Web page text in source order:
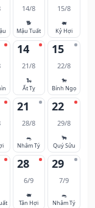
14/8
🐕
Mậu Tuất
15/8
🐖
Kỷ Hợi
14
21/8
🐍
Ất Tỵ
15
22/8
🐎
Bính Ngọ
21
28/8
🐀
Nhâm Tý
22
29/8
🐂
Quý Sửu
28
6/9
🐖
Tân Hợi
29
7/9
🐀
Nhâm Tý